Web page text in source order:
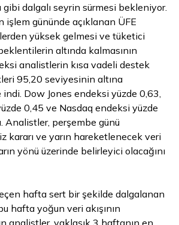
dalgalı seyrin sürmesi bekleniyor.
işlem gününde açıklanan ÜFE
yüksek gelmesi ve tüketici
altında kalmasının
analistlerin kısa vadeli destek
95,20 seviyesinin altına
Dow Jones endeksi yüzde 0,63,
0,45 ve Nasdaq endeksi yüzde
Analistler, perşembe günü
kararı ve yarın hareketlenecek veri
yönü üzerinde belirleyici olacağını
hafta sert bir şekilde dalgalanan
hafta yoğun veri akışının